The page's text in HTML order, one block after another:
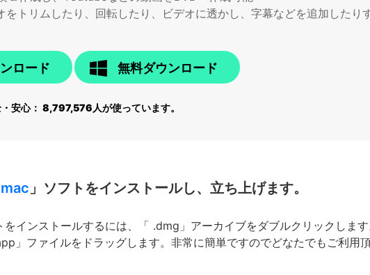
をトリムしたり、回転したり、ビデオに透かし、字幕などを追加したり
ロード 無料ダウンロード
安心：8,797,576 人が使っています。
」ソフトをインストールし、立ち上げます。
をインストールするには、「 .dmg」アーカイブをダブルクリックしま
」ファイルをドラッグします。非常に簡単ですのでどなたでもご利用